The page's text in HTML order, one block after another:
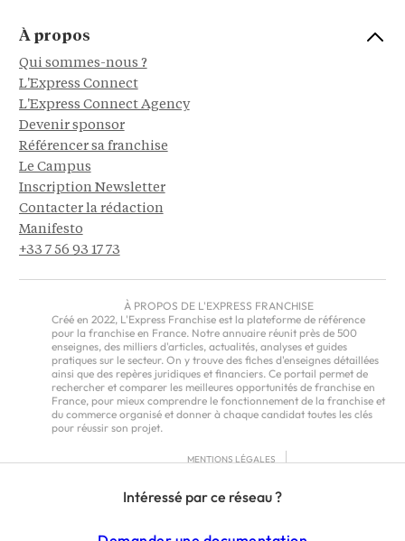
Intéressé par ce réseau ?
À propos
Qui sommes-nous ?
L'Express Connect
L'Express Connect Agency
Devenir sponsor
Référencer sa franchise
Le Campus
Inscription Newsletter
Contacter la rédaction
Manifesto
+33 7 56 93 17 73
À PROPOS DE L'EXPRESS FRANCHISE
Créé en 2022, L'Express Franchise est la plateforme de référence
pour la franchise en France. Notre annuaire réunit près de 500
enseignes, des milliers d'articles, actualités, analyses et guides
pratiques sur le secteur. On y trouve des fiches d'enseignes détaillées
ainsi que des repères juridiques et financiers. Ce portail permet de
rechercher et comparer les meilleures opportunités de franchise en
France, pour mieux comprendre le fonctionnement de la franchise et
du commerce organisé et donner à chaque candidat toutes les clés
pour réussir son projet.
MENTIONS LÉGALES
CGU